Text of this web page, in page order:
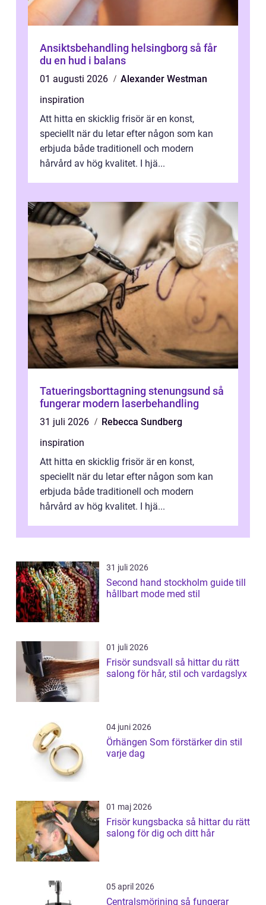
Ansiktsbehandling helsingborg så får
du en hud i balans
01 augusti 2026
Alexander Westman
inspiration
Att hitta en skicklig frisör är en konst,
speciellt när du letar efter någon som kan
erbjuda både traditionell och modern
hårvård av hög kvalitet. I hjä...
Tatueringsborttagning stenungsund så
fungerar modern laserbehandling
31 juli 2026
Rebecca Sundberg
inspiration
Att hitta en skicklig frisör är en konst,
speciellt när du letar efter någon som kan
erbjuda både traditionell och modern
hårvård av hög kvalitet. I hjä...
31 juli 2026
Second hand stockholm guide till
hållbart mode med stil
01 juli 2026
Frisör sundsvall så hittar du rätt
salong för hår, stil och vardagslyx
04 juni 2026
Örhängen Som förstärker din stil
varje dag
01 maj 2026
Frisör kungsbacka så hittar du rätt
salong för dig och ditt hår
05 april 2026
Centralsmörjning så fungerar